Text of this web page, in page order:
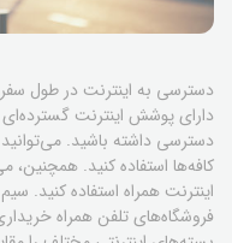
دسترسی به اینترنت در طول
دارای پوشش اینترنت
دسترسی داشته باشید. می‌توانید
کافه‌ها استفاده کنید. همچنین،
اینترنت همراه استفاده کنید.
فروشگاه‌های تلفن همراه